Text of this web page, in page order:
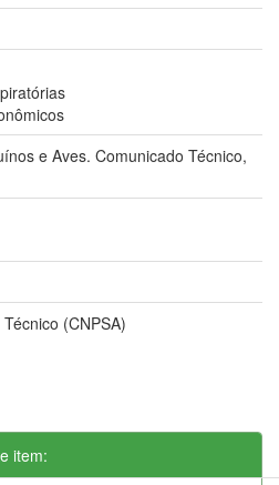
e Aves. Comunicado Técnico,
(CNPSA)
item: